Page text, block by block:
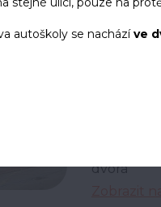
autoškola
vstup
dvora
autoškoly se nacházíve